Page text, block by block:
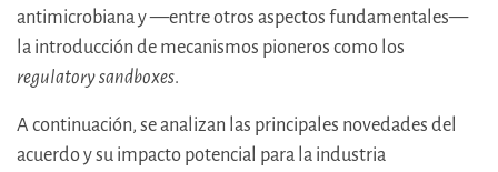
antimicrobiana y —entre otros aspectos fundamentales—
la introducción de mecanismos pioneros como los
regulatory sandboxes.
A continuación, se analizan las principales novedades del
acuerdo y su impacto potencial para la industria